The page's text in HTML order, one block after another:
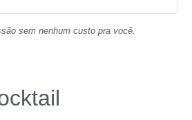
sem nenhum custo pra você.